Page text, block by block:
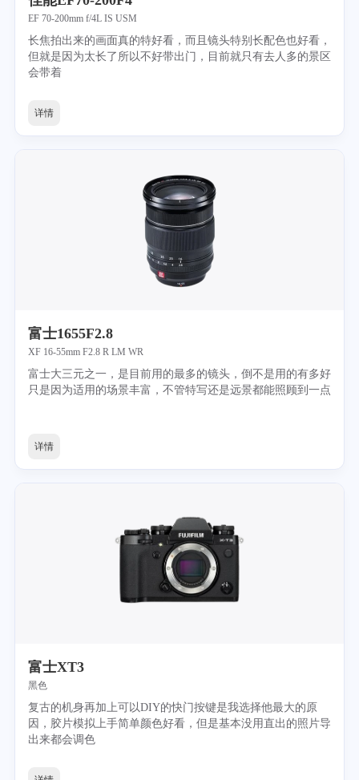
EF 70-200mm f/4L IS USM
长焦拍出来的画面真的特好看，而且镜头特别长配色也好看，
但就是因为太长了所以不好带出门，目前就只有去人多的景区
会带着
详情
富士1655F2.8
XF 16-55mm F2.8 R LM WR
富士大三元之一，是目前用的最多的镜头，倒不是用的有多好
只是因为适用的场景丰富，不管特写还是远景都能照顾到一点
详情
富士XT3
黑色
复古的机身再加上可以DIY的快门按键是我选择他最大的原
因，胶片模拟上手简单颜色好看，但是基本没用直出的照片导
出来都会调色